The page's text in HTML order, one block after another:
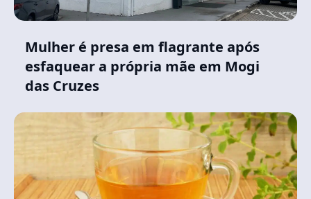
Mulher é presa em flagrante após
esfaquear a própria mãe em Mogi
das Cruzes